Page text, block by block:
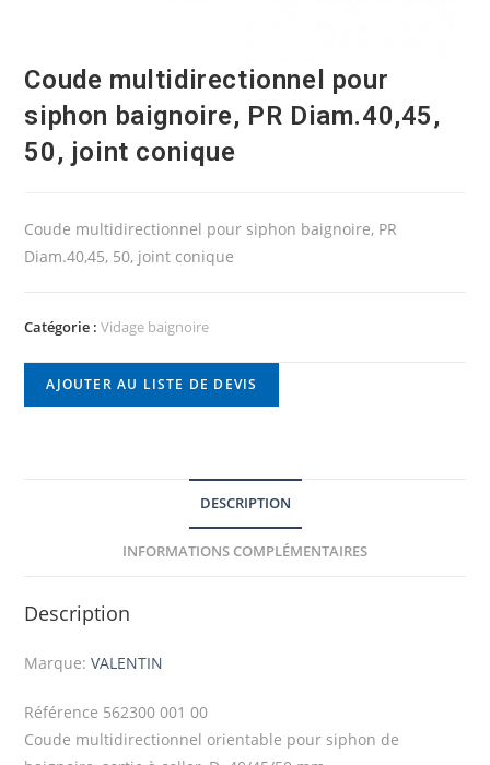
Coude multidirectionnel pour
siphon baignoire, PR Diam.40,45,
50, joint conique
Coude multidirectionnel pour siphon baignoire, PR
Diam.40,45, 50, joint conique
Catégorie :Vidage baignoire
AJOUTER AU LISTE DE DEVIS
DESCRIPTION
INFORMATIONS COMPLÉMENTAIRES
Description
Marque: VALENTIN
Référence 562300 001 00
Coude multidirectionnel orientable pour siphon de